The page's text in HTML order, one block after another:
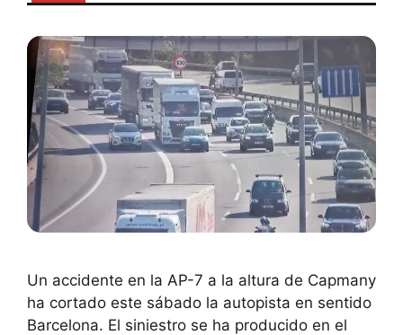
Un accidente en la AP-7 a la altura de Capmany
ha cortado este sábado la autopista en sentido
Barcelona. El siniestro se ha producido en el